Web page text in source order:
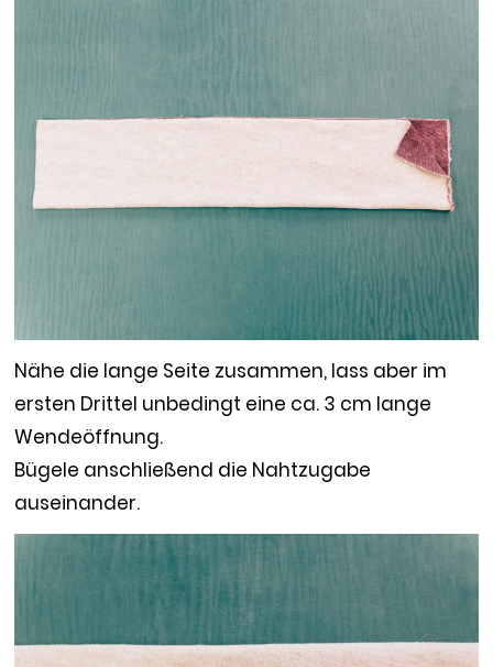
Nähe die lange Seite zusammen, lass aber im
ersten Drittel unbedingt eine ca. 3 cm lange
Wendeöffnung.
Bügele anschließend die Nahtzugabe
auseinander.